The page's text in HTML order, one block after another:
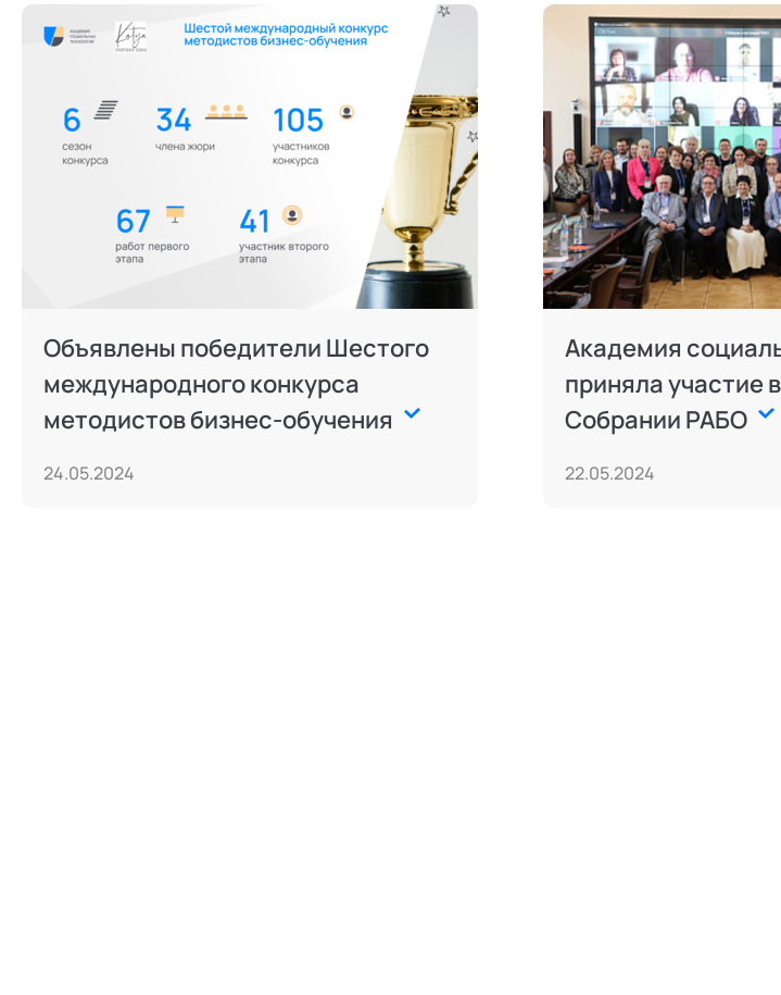
Объявлены победители Шестого
международного конкурса
методистов бизнес-обучения
24.05.2024
Академия
приняла участие
Собрании РАБО
22.05.2024